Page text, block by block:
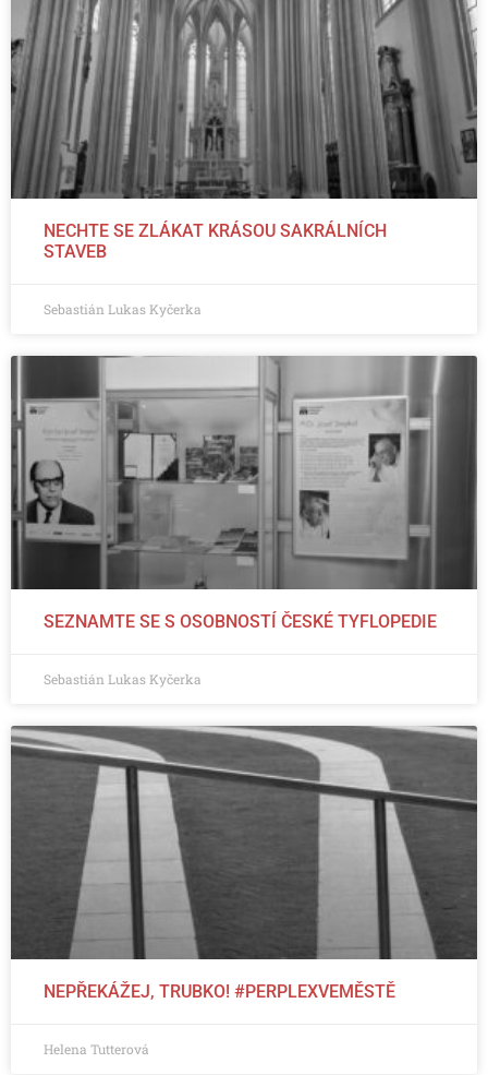
NECHTE SE ZLÁKAT KRÁSOU SAKRÁLNÍCH
STAVEB
Sebastián Lukas Kyčerka
SEZNAMTE SE S OSOBNOSTÍ ČESKÉ TYFLOPEDIE
Sebastián Lukas Kyčerka
NEPŘEKÁŽEJ, TRUBKO! #PERPLEXVEMĚSTĚ
Helena Tutterová